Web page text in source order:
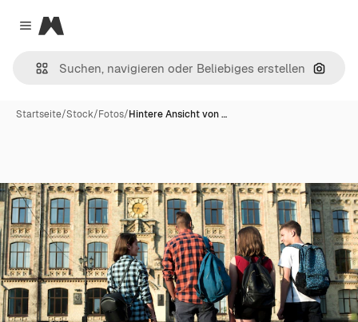
Close menu
Magnific
Nach
Startseite/Stock/Fotos/Hintere Ansicht von …